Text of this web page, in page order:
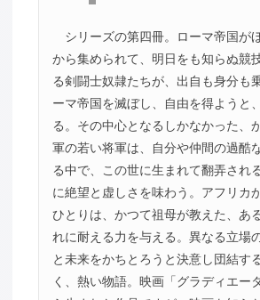
シリーズの第四冊。ローマ帝国が
から集められて、明日をも知らぬ競
る剣闘士奴隷たちが、出自も身分も
ーマ帝国を滅ぼし、自由を得ようと
る。その中心となるしかなかった、
軍の若い将軍は、自分や仲間の過酷
る中で、この世に生まれて翻弄され
に絶望と虚しさを味わう。アフリカ
ひとりは、かつて祖母が教えた、あ
れに耐える力を与える。異なる立場
と未来をかちとろうと決意し団結す
く、熱い物語。映画「グラディエー